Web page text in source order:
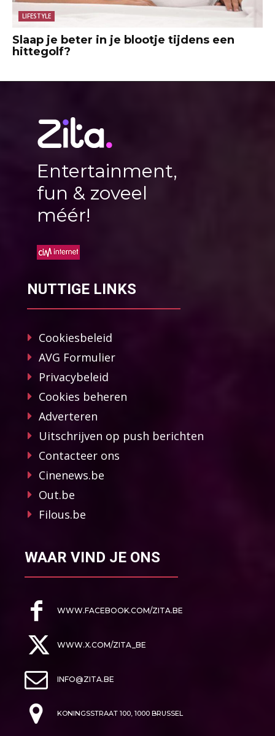
LIFESTYLE
Slaap je beter in je blootje tijdens een
hittegolf?
Entertainment,
fun & zoveel
méér!
NUTTIGE LINKS
Cookiesbeleid
AVG Formulier
Privacybeleid
Cookies beheren
Adverteren
Uitschrijven op push berichten
Contacteer ons
Cinenews.be
Out.be
Filous.be
WAAR VIND JE ONS
WWW.FACEBOOK.COM/ZITA.BE
WWW.X.COM/ZITA_BE
INFO@ZITA.BE
KONINGSSTRAAT 100, 1000 BRUSSEL